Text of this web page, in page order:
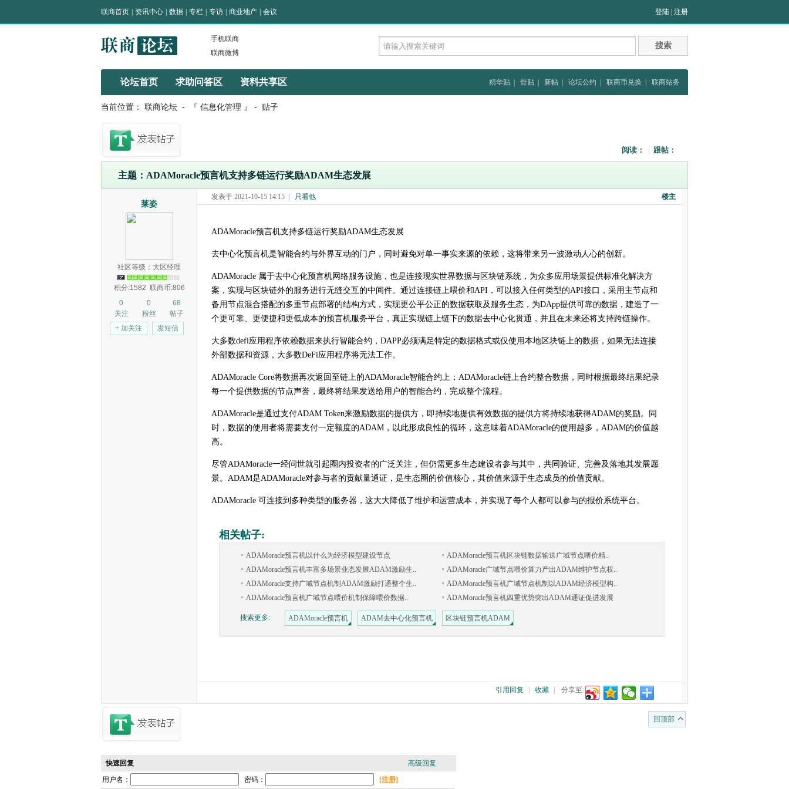
联商首页 资讯中心 数据 专栏 专访 商业地产 会议 登陆 注册
手机联商
联商微博
论坛首页 求助问答区 资料共享区 精华贴 骨贴 新帖 论坛公约 联商币兑换 联商站务
当前位置： 联商论坛 - 『 信息化管理 』 - 贴子
阅读： | 跟帖：
主题：ADAMoracle预言机支持多链运行奖励ADAM生态发展
莱姿
社区等级：大区经理
积分:1582 联商币:806
0
关注
0
粉丝
68
帖子
+ 加关注
发短信
发表于 2021-10-15 14:15 只看他 楼主
ADAMoracle预言机支持多链运行奖励ADAM生态发展
去中心化预言机是智能合约与外界互动的门户，同时避免对单一事实来源的依赖，这将带来另一波激动人心的创新。
ADAMoracle 属于去中心化预言机网络服务设施，也是连接现实世界数据与区块链系统，为众多应用场景提供标准化解决方
案，实现与区块链外的服务进行无缝交互的中间件。通过连接链上喂价和API ，可以接入任何类型的API接口，采用主节点和
备用节点混合搭配的多重节点部署的结构方式，实现更公平公正的数据获取及服务生态，为DApp提供可靠的数据，建造了一
个更可靠、更便捷和更低成本的预言机服务平台，真正实现链上链下的数据去中心化贯通，并且在未来还将支持跨链操作。
大多数defi应用程序依赖数据来执行智能合约，DAPP必须满足特定的数据格式或仅使用本地区块链上的数据，如果无法连接
外部数据和资源，大多数DeFi应用程序将无法工作。
ADAMoracle Core将数据再次返回至链上的ADAMoracle智能合约上；ADAMoracle链上合约整合数据，同时根据最终结果纪录
每一个提供数据的节点声誉，最终将结果发送给用户的智能合约，完成整个流程。
ADAMoracle是通过支付ADAM Token来激励数据的提供方，即持续地提供有效数据的提供方将持续地获得ADAM的奖励。同
时，数据的使用者将需要支付一定额度的ADAM，以此形成良性的循环，这意味着ADAMoracle的使用越多，ADAM的价值越
高。
尽管ADAMoracle一经问世就引起圈内投资者的广泛关注，但仍需更多生态建设者参与其中，共同验证、完善及落地其发展愿
景。 ADAM是ADAMoracle对参与者的贡献量通证，是生态圈的价值核心，其价值来源于生态成员的价值贡献。
ADAMoracle 可连接到多种类型的服务器，这大大降低了维护和运营成本，并实现了每个人都可以参与的报价系统平台。
相关帖子:
ADAMoracle预言机以什么为经济模型建设节点
ADAMoracle预言机区块链数据输送广域节点喂价精..
ADAMoracle预言机丰富多场景业态发展ADAM激励生..
ADAMoracle广域节点喂价算力产出ADAM维护节点权..
ADAMoracle支持广域节点机制ADAM激励打通整个生..
ADAMoracle预言机广域节点机制以ADAM经济模型构..
ADAMoracle预言机广域节点喂价机制保障喂价数据..
ADAMoracle预言机四重优势突出ADAM通证促进发展
搜索更多: ADAMoracle预言机 ADAM去中心化预言机 区块链预言机ADAM
分享至:
引用回复 收藏
回顶部
快速回复
高级回复
用户名：
密码： [注册]